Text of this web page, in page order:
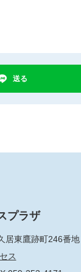
送る
プラザ
居東鷹跡町246番地
ス